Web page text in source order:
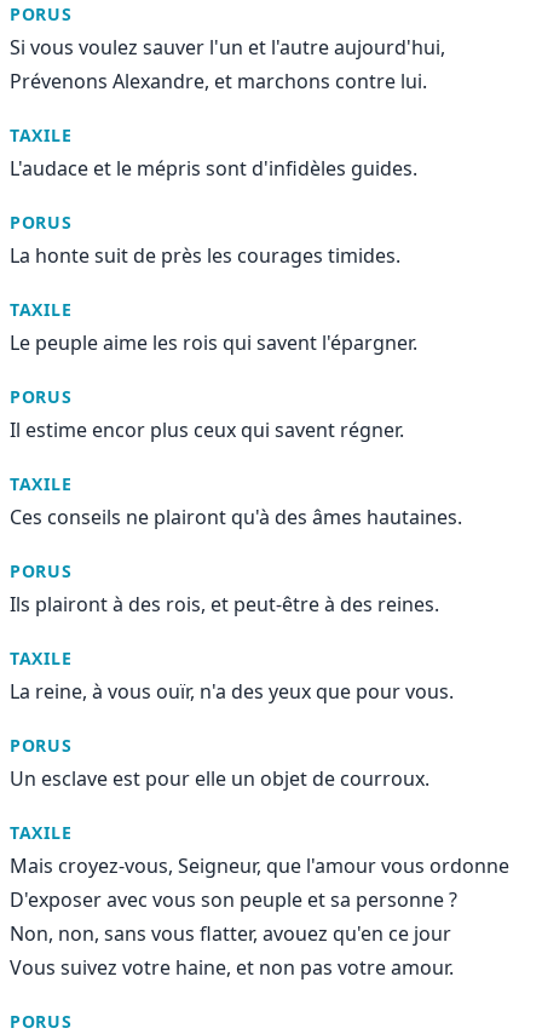
PORUS
Si vous voulez sauver l'un et l'autre aujourd'hui,
Prévenons Alexandre, et marchons contre lui.
TAXILE
L'audace et le mépris sont d'infidèles guides.
PORUS
La honte suit de près les courages timides.
TAXILE
Le peuple aime les rois qui savent l'épargner.
PORUS
Il estime encor plus ceux qui savent régner.
TAXILE
Ces conseils ne plairont qu'à des âmes hautaines.
PORUS
Ils plairont à des rois, et peut-être à des reines.
TAXILE
La reine, à vous ouïr, n'a des yeux que pour vous.
PORUS
Un esclave est pour elle un objet de courroux.
TAXILE
Mais croyez-vous, Seigneur, que l'amour vous ordonne
D'exposer avec vous son peuple et sa personne ?
Non, non, sans vous flatter, avouez qu'en ce jour
Vous suivez votre haine, et non pas votre amour.
PORUS